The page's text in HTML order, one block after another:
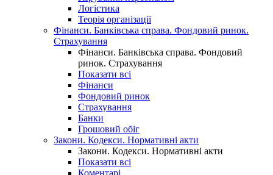
Логістика
Теорія організації
Фінанси. Банківська справа. Фондовий ринок.
Страхування
Фінанси. Банківська справа. Фондовий
ринок. Страхування
Показати всі
Фінанси
Фондовий ринок
Страхування
Банки
Грошовий обіг
Закони. Кодекси. Нормативні акти
Закони. Кодекси. Нормативні акти
Показати всі
Коментарі